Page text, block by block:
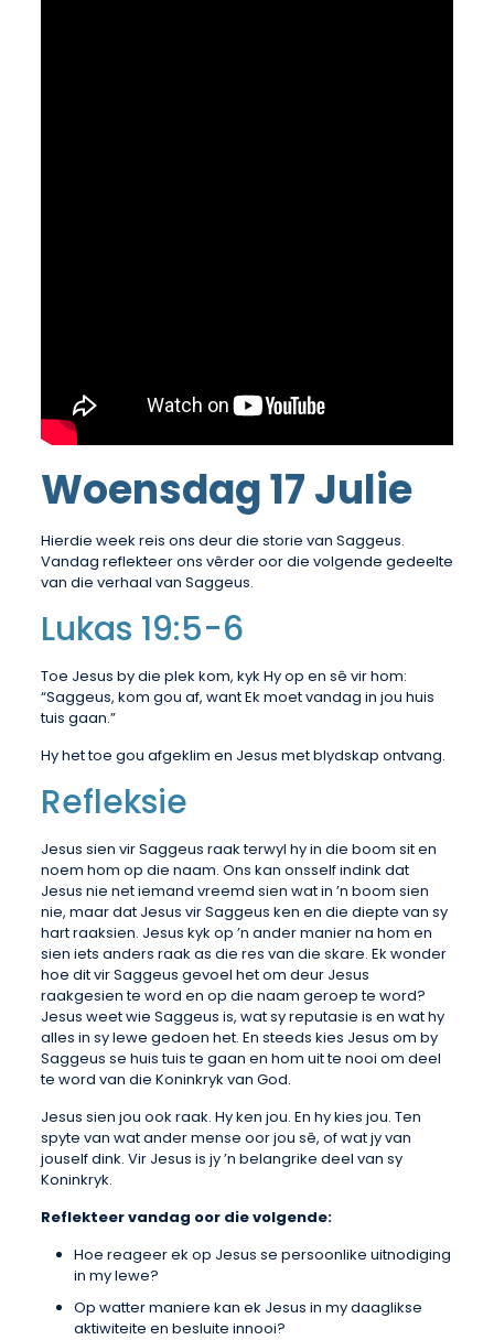
Woensdag 17 Julie
Hierdie week reis ons deur die storie van Saggeus.
Vandag reflekteer ons vêrder oor die volgende gedeelte
van die verhaal van Saggeus.
Lukas 19:5-6
Toe Jesus by die plek kom, kyk Hy op en sê vir hom:
“Saggeus, kom gou af, want Ek moet vandag in jou huis
tuis gaan.”
Hy het toe gou afgeklim en Jesus met blydskap ontvang.
Refleksie
Jesus sien vir Saggeus raak terwyl hy in die boom sit en
noem hom op die naam. Ons kan onsself indink dat
Jesus nie net iemand vreemd sien wat in ’n boom sien
nie, maar dat Jesus vir Saggeus ken en die diepte van sy
hart raaksien. Jesus kyk op ’n ander manier na hom en
sien iets anders raak as die res van die skare. Ek wonder
hoe dit vir Saggeus gevoel het om deur Jesus
raakgesien te word en op die naam geroep te word?
Jesus weet wie Saggeus is, wat sy reputasie is en wat hy
alles in sy lewe gedoen het. En steeds kies Jesus om by
Saggeus se huis tuis te gaan en hom uit te nooi om deel
te word van die Koninkryk van God.
Jesus sien jou ook raak. Hy ken jou. En hy kies jou. Ten
spyte van wat ander mense oor jou sê, of wat jy van
jouself dink. Vir Jesus is jy ’n belangrike deel van sy
Koninkryk.
Reflekteer vandag oor die volgende:
Hoe reageer ek op Jesus se persoonlike uitnodiging
in my lewe?
Op watter maniere kan ek Jesus in my daaglikse
aktiwiteite en besluite innooi?